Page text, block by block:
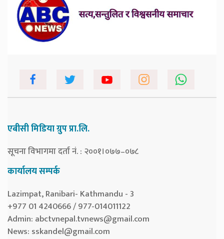
एबीसी मिडिया ग्रुप प्रा.लि.
सूचना विभागमा दर्ता नं. : २००१।०७७–०७८
कार्यालय सम्पर्क
Lazimpat, Ranibari- Kathmandu - 3
+977 01 4240666 / 977-014011122
Admin: abctvnepal.tvnews@gmail.com
News: sskandel@gmail.com